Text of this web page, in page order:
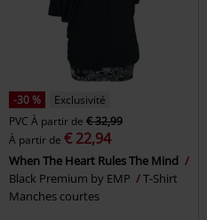
-30 %
Exclusivité
PVC À partir de € 32,99
À partir de € 22,94
When The Heart Rules The Mind
Black Premium by EMP
T-Shirt
Manches courtes